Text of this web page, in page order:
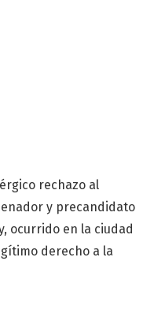
rechazo al
y precandidato
ocurrido en la ciudad
derecho a la